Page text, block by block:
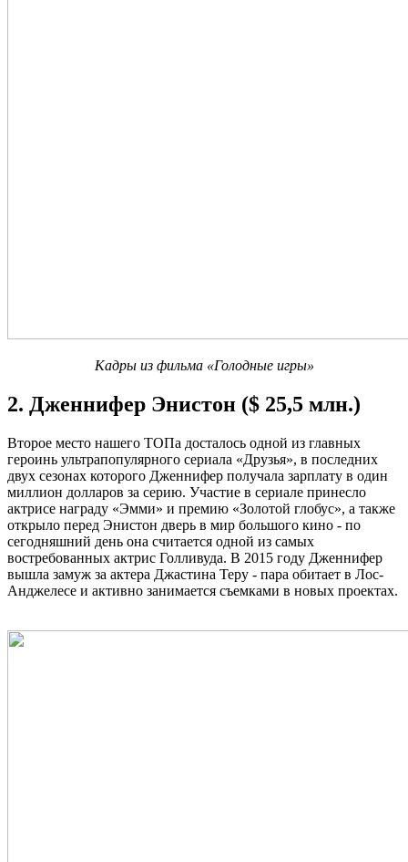
Кадры из фильма «Голодные игры»
2. Дженнифер Энистон ($ 25,5 млн.)
Второе место нашего ТОПа досталось одной из главных
героинь ультрапопулярного сериала «Друзья», в последних
двух сезонах которого Дженнифер получала зарплату в один
миллион долларов за серию. Участие в сериале принесло
актрисе награду «Эмми» и премию «Золотой глобус», а также
открыло перед Энистон дверь в мир большого кино - по
сегодняшний день она считается одной из самых
востребованных актрис Голливуда. В 2015 году Дженнифер
вышла замуж за актера Джастина Теру - пара обитает в Лос-
Анджелесе и активно занимается съемками в новых проектах.